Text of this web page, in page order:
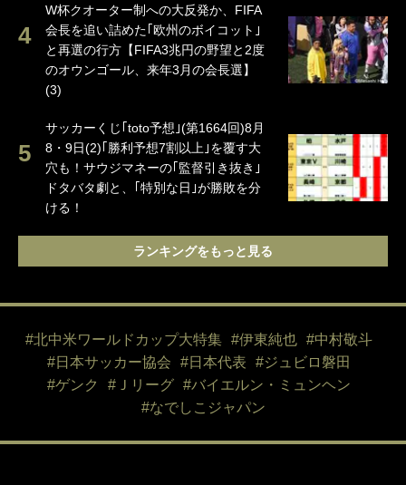
W杯クオーター制への大反発か、FIFA
会長を追い詰めた｢欧州のボイコット｣
と再選の行方【FIFA3兆円の野望と2度
のオウンゴール、来年3月の会長選】
(3)
サッカーくじ｢toto予想｣(第1664回)8月
8・9日(2)｢勝利予想7割以上｣を覆す大
穴も！サウジマネーの｢監督引き抜き｣
ドタバタ劇と、｢特別な日｣が勝敗を分
ける！
ランキングをもっと見る
#北中米ワールドカップ大特集 #伊東純也
#中村敬斗
#日本サッカー協会
#日本代表
#ジュビロ磐田
#ゲンク
#Ｊリーグ
#バイエルン・ミュンヘン
#なでしこジャパン